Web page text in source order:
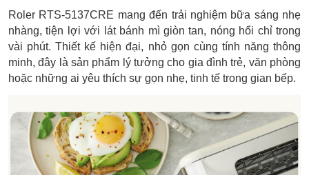
Roler RTS-5137CRE mang đến trải nghiệm bữa sáng nhẹ
nhàng, tiện lợi với lát bánh mì giòn tan, nóng hổi chỉ trong
vài phút. Thiết kế hiện đại, nhỏ gọn cùng tính năng thông
minh, đây là sản phẩm lý tưởng cho gia đình trẻ, văn phòng
hoặc những ai yêu thích sự gọn nhẹ, tinh tế trong gian bếp.